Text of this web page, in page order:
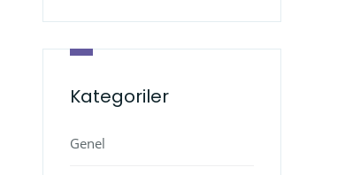
Kategoriler
Genel